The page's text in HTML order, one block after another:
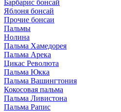
Барбарис бонсай
Яблоня бонсай
Прочие бонсаи
Пальмы
Нолина
Пальма Хамедорея
Пальма Арека
Цикас Революта
Пальмa Юкка
Пальма Вашингтония
Кокосовая пальма
Пальма Ливистона
Пальма Рапис